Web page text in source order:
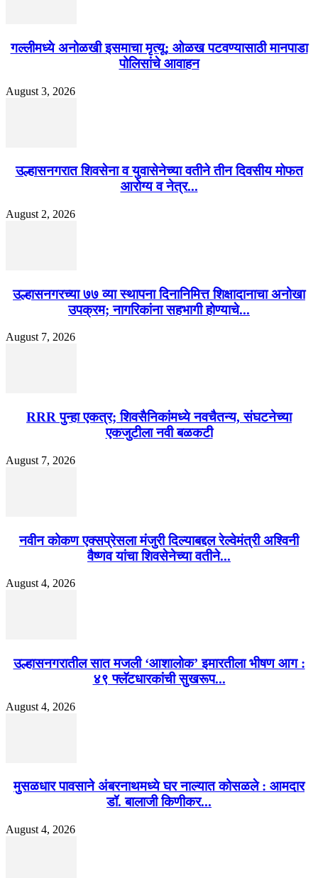
गल्लीमध्ये अनोळखी इसमाचा मृत्यू; ओळख पटवण्यासाठी मानपाडा
पोलिसांचे आवाहन
August 3, 2026
उल्हासनगरात शिवसेना व युवासेनेच्या वतीने तीन दिवसीय मोफत
आरोग्य व नेत्र...
August 2, 2026
उल्हासनगरच्या ७७ व्या स्थापना दिनानिमित्त शिक्षादानाचा अनोखा
उपक्रम; नागरिकांना सहभागी होण्याचे...
August 7, 2026
RRR पुन्हा एकत्र; शिवसैनिकांमध्ये नवचैतन्य, संघटनेच्या
एकजुटीला नवी बळकटी
August 7, 2026
नवीन कोकण एक्सप्रेसला मंजुरी दिल्याबद्दल रेल्वेमंत्री अश्विनी
वैष्णव यांचा शिवसेनेच्या वतीने...
August 4, 2026
उल्हासनगरातील सात मजली ‘आशालोक’ इमारतीला भीषण आग :
४९ फ्लॅटधारकांची सुखरूप...
August 4, 2026
मुसळधार पावसाने अंबरनाथमध्ये घर नाल्यात कोसळले : आमदार
डॉ. बालाजी किणीकर...
August 4, 2026